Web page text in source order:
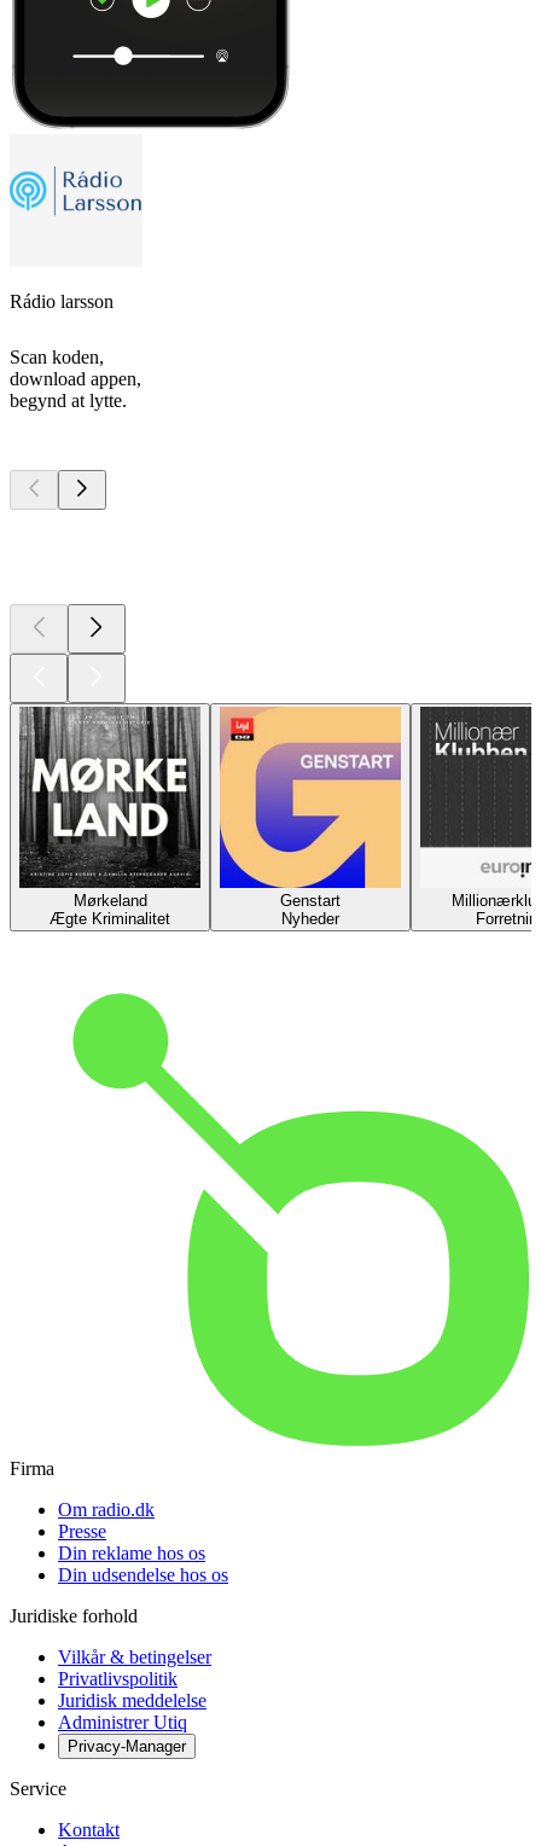
Rádio larsson
Scan koden,
download appen,
begynd at lytte.
Mørkeland
Ægte Kriminalitet
Genstart
Nyheder
Firma
Om radio.dk
Presse
Din reklame hos os
Din udsendelse hos os
Juridiske forhold
Vilkår & betingelser
Privatlivspolitik
Juridisk meddelelse
Administrer Utiq
Privacy-Manager
Service
Kontakt